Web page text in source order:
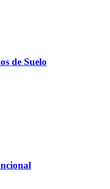
de Suelo